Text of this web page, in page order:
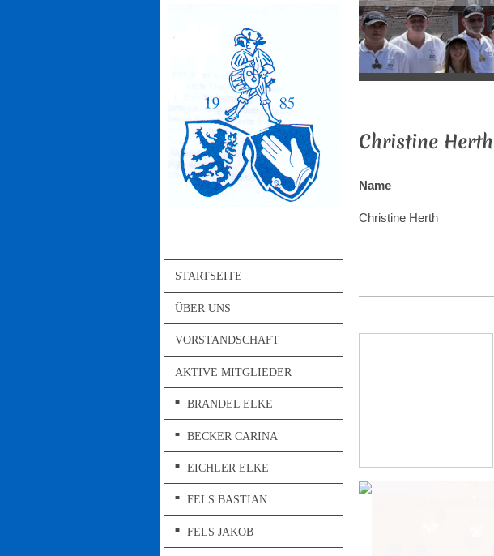
STARTSEITE
ÜBER UNS
VORSTANDSCHAFT
AKTIVE MITGLIEDER
BRANDEL ELKE
BECKER CARINA
EICHLER ELKE
FELS BASTIAN
FELS JAKOB
Christine Herth
Name
Christine Herth